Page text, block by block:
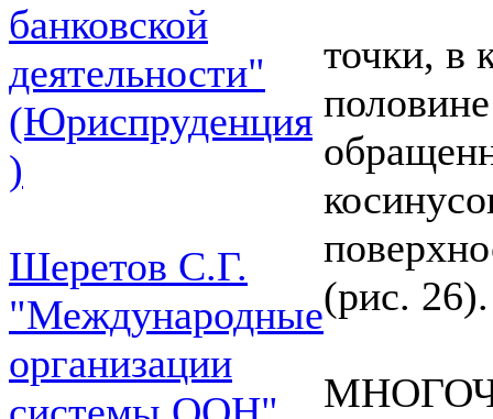
банковской
деятельности"
(Юриспруденция
)
Шеретов С.Г.
"Международные
организации
точки, в
(рис. 26).